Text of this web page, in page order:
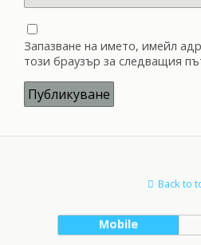
Запазване на името, имейл
този браузър за следващия
Back to
Mobile